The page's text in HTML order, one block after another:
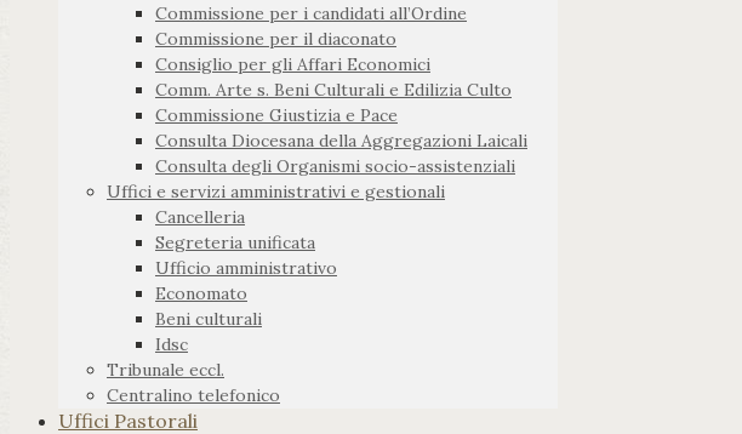
Commissione per i candidati all’Ordine
Commissione per il diaconato
Consiglio per gli Affari Economici
Comm. Arte s. Beni Culturali e Edilizia Culto
Commissione Giustizia e Pace
Consulta Diocesana della Aggregazioni Laicali
Consulta degli Organismi socio-assistenziali
Uffici e servizi amministrativi e gestionali
Cancelleria
Segreteria unificata
Ufficio amministrativo
Economato
Beni culturali
Idsc
Tribunale eccl.
Centralino telefonico
Uffici Pastorali